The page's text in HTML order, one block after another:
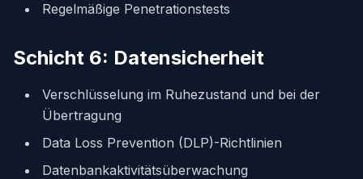
Regelmäßige Penetrationstests
Schicht 6: Datensicherheit
Verschlüsselung im Ruhezustand und bei der
Übertragung
Data Loss Prevention (DLP)-Richtlinien
Datenbankaktivitätsüberwachung